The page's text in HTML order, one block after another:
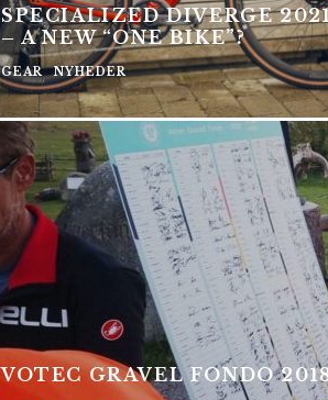
SPECIALIZED DIVERGE
– A NEW “ONE BIKE”?
GEAR NYHEDER
VOTEC GRAVEL FONDO